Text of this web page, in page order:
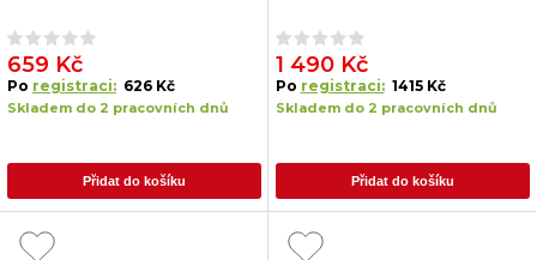
659 Kč
Po registraci: 626 Kč
Skladem do 2 pracovních dnů
Přidat do košíku
1 490 Kč
Po registraci: 1415 Kč
Skladem do 2 pracovních dnů
Přidat do košíku